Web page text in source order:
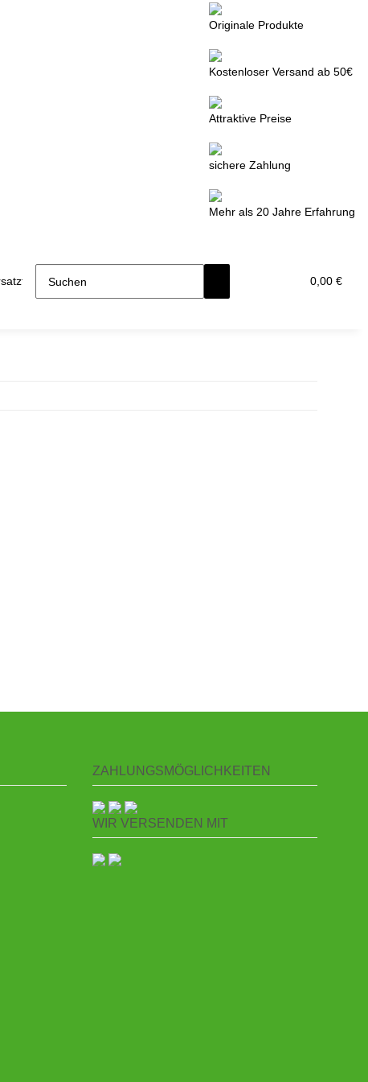
Originale Produkte
Kostenloser Versand ab 50€
Attraktive Preise
sichere Zahlung
Mehr als 20 Jahre Erfahrung
0,00 €
ZAHLUNGSMÖGLICHKEITEN
WIR VERSENDEN MIT